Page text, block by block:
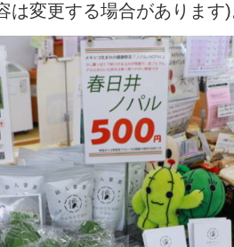
は変更する場合があります